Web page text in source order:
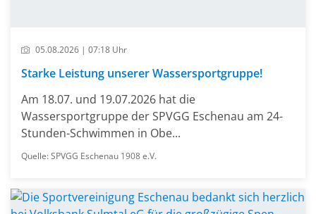
05.08.2026 | 07:18 Uhr
Starke Leistung unserer Wassersportgruppe!
Am 18.07. und 19.07.2026 hat die
Wassersportgruppe der SPVGG Eschenau am 24-
Stunden-Schwimmen in Obe...
Quelle: SPVGG Eschenau 1908 e.V.